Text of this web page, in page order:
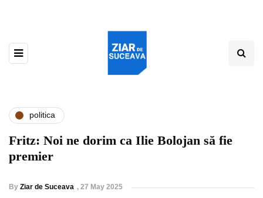
politica
Fritz: Noi ne dorim ca Ilie Bolojan să fie
premier
By Ziar de Suceava , 27 May 2025